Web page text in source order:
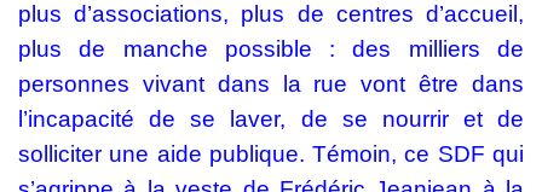
plus d’associations, plus de centres d’accueil,
plus de manche possible : des milliers de
personnes vivant dans la rue vont être dans
l’incapacité de se laver, de se nourrir et de
solliciter une aide publique. Témoin, ce SDF qui